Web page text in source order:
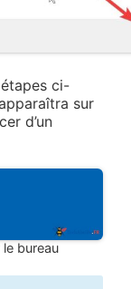
ci-
sur
d’un
bureau